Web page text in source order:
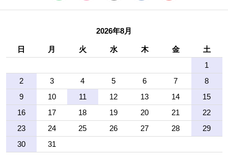
2026年8月
日 月 火 水 木 金
土
1
2
3 4 5 6 7
8
9
10 11 12 13 14
15
16
17 18 19 20 21
22
23
24 25 26 27 28
29
30
31